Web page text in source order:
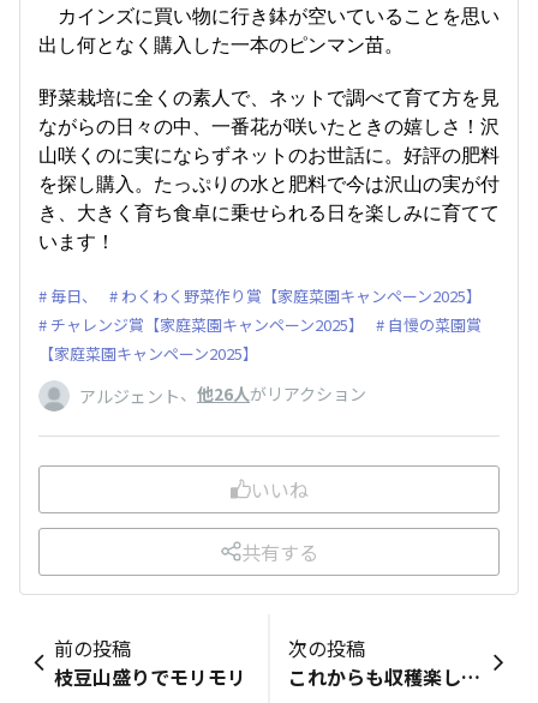
カインズに買い物に行き鉢が空いていることを思い
出し何となく購入した一本のピンマン苗。
野菜栽培に全くの素人で、ネットで調べて育て方を見
ながらの日々の中、一番花が咲いたときの嬉しさ！沢
山咲くのに実にならずネットのお世話に。好評の肥料
を探し購入。たっぷりの水と肥料で今は沢山の実が付
き、大きく育ち食卓に乗せられる日を楽しみに育てて
います！
毎日、
わくわく野菜作り賞【家庭菜園キャンペーン2025】
チャレンジ賞【家庭菜園キャンペーン2025】
自慢の菜園賞
【家庭菜園キャンペーン2025】
アルジェント、 他26人がリアクション
いいね
共有する
前の投稿
枝豆山盛りでモリモリ
次の投稿
これからも収穫楽しみです🎵